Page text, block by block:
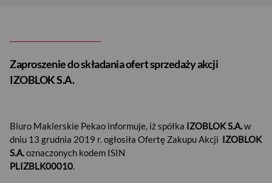
Zaproszenie do składania ofert sprzedaży akcji
IZOBLOK S.A.
Biuro Maklerskie Pekao informuje, iż spółka IZOBLOK S.A.w
dniu 13 grudnia 2019 r. ogłosiła Ofertę Zakupu Akcji IZOBLOK
S.A.oznaczonych kodem ISIN
PLIZBLK00010.